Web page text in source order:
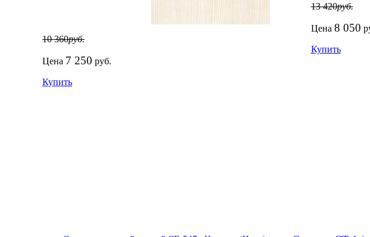
10 360руб.
Цена 7 250 руб.
Купить
13 420руб.
Цена 8 050
Купить